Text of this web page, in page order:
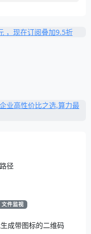
径
文件监视
成带图标的二维码